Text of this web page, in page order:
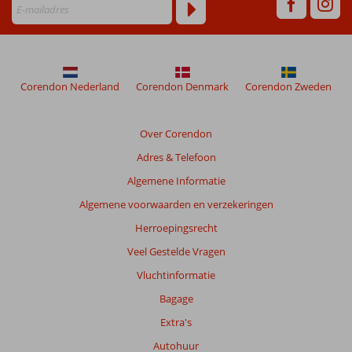
Over Corendon
Adres & Telefoon
Algemene Informatie
Algemene voorwaarden en verzekeringen
Herroepingsrecht
Veel Gestelde Vragen
Vluchtinformatie
Bagage
Extra's
Autohuur
Corendon Nederland Corendon Denmark Corendon Zweden